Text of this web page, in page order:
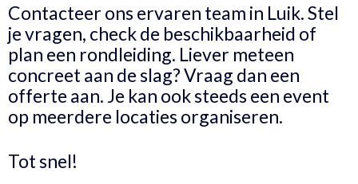
Contacteer ons ervaren team in Luik. Stel
je vragen, check de beschikbaarheid of
plan een rondleiding. Liever meteen
concreet aan de slag? Vraag dan een
offerte aan. Je kan ook steeds een event
op meerdere locaties organiseren.
Tot snel!